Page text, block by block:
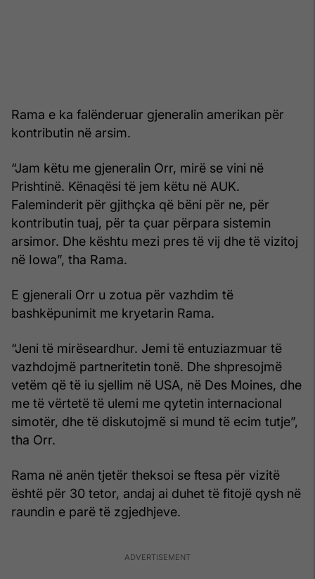
Rama e ka falënderuar gjeneralin amerikan për
kontributin në arsim.
“Jam këtu me gjeneralin Orr, mirë se vini në
Prishtinë. Kënaqësi të jem këtu në AUK.
Faleminderit për gjithçka që bëni për ne, për
kontributin tuaj, për ta çuar përpara sistemin
arsimor. Dhe kështu mezi pres të vij dhe të vizitoj
në Iowa”, tha Rama.
E gjenerali Orr u zotua për vazhdim të
bashkëpunimit me kryetarin Rama.
“Jeni të mirëseardhur. Jemi të entuziazmuar të
vazhdojmë partneritetin tonë. Dhe shpresojmë
vetëm që të iu sjellim në USA, në Des Moines, dhe
me të vërtetë të ulemi me qytetin internacional
simotër, dhe të diskutojmë si mund të ecim tutje”,
tha Orr.
Rama në anën tjetër theksoi se ftesa për vizitë
është për 30 tetor, andaj ai duhet të fitojë qysh në
raundin e parë të zgjedhjeve.